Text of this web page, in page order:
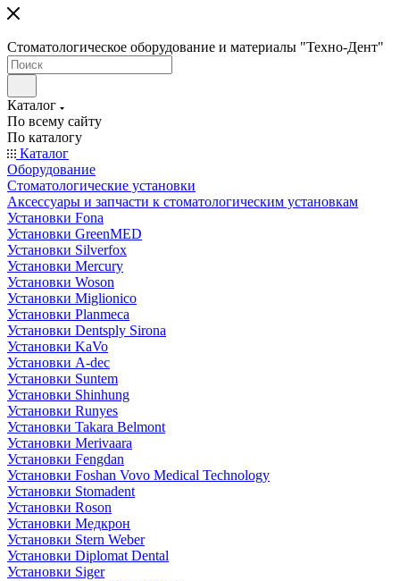
Стоматологическое оборудование и материалы "Техно-Дент"
Каталог
По всему сайту
По каталогу
Каталог
Оборудование
Стоматологические установки
Аксессуары и запчасти к стоматологическим установкам
Установки Fona
Установки GreenMED
Установки Silverfox
Установки Mercury
Установки Woson
Установки Miglionico
Установки Planmeca
Установки Dentsply Sirona
Установки KaVo
Установки A-dec
Установки Suntem
Установки Shinhung
Установки Runyes
Установки Takara Belmont
Установки Merivaara
Установки Fengdan
Установки Foshan Vovo Medical Technology
Установки Stomadent
Установки Roson
Установки Медкрон
Установки Stern Weber
Установки Diplomat Dental
Установки Siger